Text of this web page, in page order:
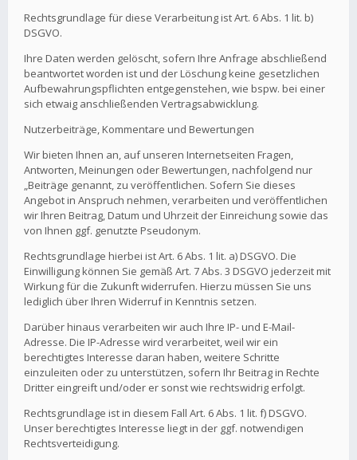
Rechtsgrundlage für diese Verarbeitung ist Art. 6 Abs. 1 lit. b)
DSGVO.
Ihre Daten werden gelöscht, sofern Ihre Anfrage abschließend
beantwortet worden ist und der Löschung keine gesetzlichen
Aufbewahrungspflichten entgegenstehen, wie bspw. bei einer
sich etwaig anschließenden Vertragsabwicklung.
Nutzerbeiträge, Kommentare und Bewertungen
Wir bieten Ihnen an, auf unseren Internetseiten Fragen,
Antworten, Meinungen oder Bewertungen, nachfolgend nur
„Beiträge genannt, zu veröffentlichen. Sofern Sie dieses
Angebot in Anspruch nehmen, verarbeiten und veröffentlichen
wir Ihren Beitrag, Datum und Uhrzeit der Einreichung sowie das
von Ihnen ggf. genutzte Pseudonym.
Rechtsgrundlage hierbei ist Art. 6 Abs. 1 lit. a) DSGVO. Die
Einwilligung können Sie gemäß Art. 7 Abs. 3 DSGVO jederzeit mit
Wirkung für die Zukunft widerrufen. Hierzu müssen Sie uns
lediglich über Ihren Widerruf in Kenntnis setzen.
Darüber hinaus verarbeiten wir auch Ihre IP- und E-Mail-
Adresse. Die IP-Adresse wird verarbeitet, weil wir ein
berechtigtes Interesse daran haben, weitere Schritte
einzuleiten oder zu unterstützen, sofern Ihr Beitrag in Rechte
Dritter eingreift und/oder er sonst wie rechtswidrig erfolgt.
Rechtsgrundlage ist in diesem Fall Art. 6 Abs. 1 lit. f) DSGVO.
Unser berechtigtes Interesse liegt in der ggf. notwendigen
Rechtsverteidigung.